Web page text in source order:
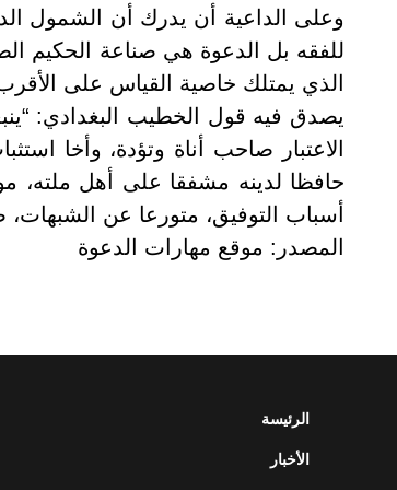
وعلى الداعية أن يدرك أن الشمول
للفقه بل الدعوة هي صناعة الحكيم
الذي يمتلك خاصية القياس على
يصدق فيه قول الخطيب البغدادي:
الاعتبار صاحب أناة وتؤدة، وأخا
حافظا لدينه مشفقا على أهل ملته،
أسباب التوفيق، متورعا عن
المصدر: موقع مهارات الدعوة
الرئيسة
الأخبار